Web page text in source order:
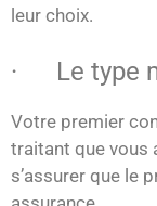
leur choix.
· Le type
Votre premier
traitant que vous
s’assurer que le